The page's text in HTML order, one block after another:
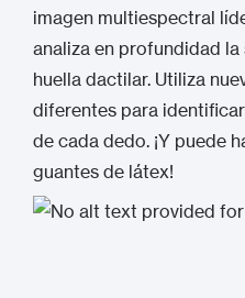
imagen multiespectral
analiza en profundidad
huella dactilar. Utiliza
diferentes para
de cada dedo. ¡Y puede
guantes de látex!